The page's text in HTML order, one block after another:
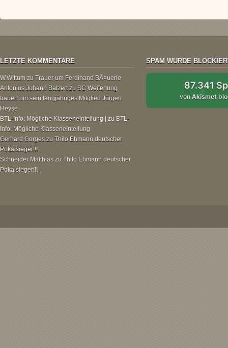
LETZTE KOMMENTARE
W.Wittum zu Trauer um Ferdinand BÃ¤uerle
Antonius Johann Balzertzu SC Weitenung
trauert um sein langjähriges Mitglied Jürgen
Heyse
BTL-Info: Mögliche Klasseneinteilung | zu BTL-
Info: Mögliche Klasseneinteilung
Gerhard Gorges zu Thilo Ehmann deutscher
Pokalsieger!!!
Schneider Matthias zu Thilo Ehmann deutscher
Pokalsieger!!!
SPAM WURDE
87.341
vonAkismet